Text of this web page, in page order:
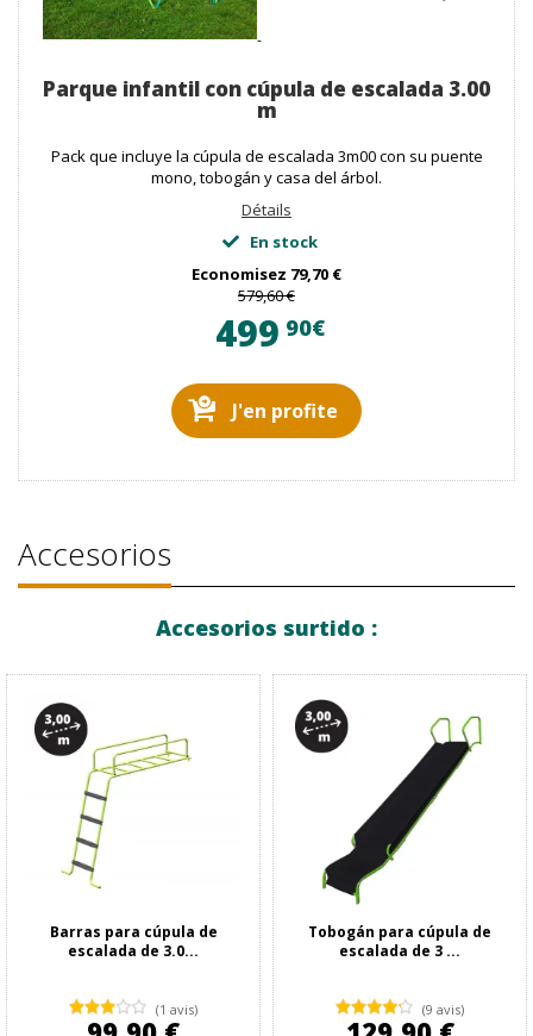
Parque infantil con cúpula de escalada 3.00
m
Pack que incluye la cúpula de escalada 3m00 con su puente
mono, tobogán y casa del árbol.
Détails
En stock
Economisez 79,70 €
579,60 €
499 90€
J'en profite
Accesorios
Accesorios surtido :
Barras para cúpula de
escalada de 3.0...
(1 avis)
Tobogán para cúpula de
escalada de 3 ...
(9 avis)